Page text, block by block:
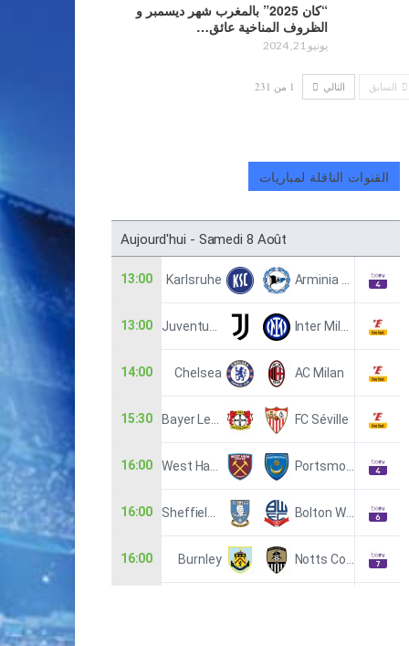
“كان 2025” بالمغرب شهر ديسمبر و
الظروف المناخية عائق…
يونيو 21, 2024
السابق التالي 1 من 231
القنوات الناقلة لمباريات